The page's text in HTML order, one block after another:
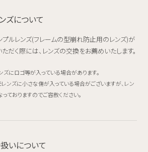
ズについて
プルレンズ(フレームの型崩れ防止用のレンズ)が
だく際には、レンズの交換をお薦めいたします。
ズにロゴ等が入っている場合があります。
ンズに小さな傷が入っている場合がございますが、レン
ておりますのでご容赦ください。
いについて